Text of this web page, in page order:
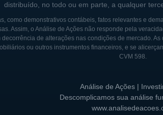
distribuído, no todo ou em parte, a qualquer
como demonstrativos contábeis, fatos relevantes e
Assim, o Análise de Ações não responde pela
de alterações nas condições de mercado.
ou outros instrumentos financeiros, e se
CVM 598.
Análise de Ações |
Descomplicamos sua análise